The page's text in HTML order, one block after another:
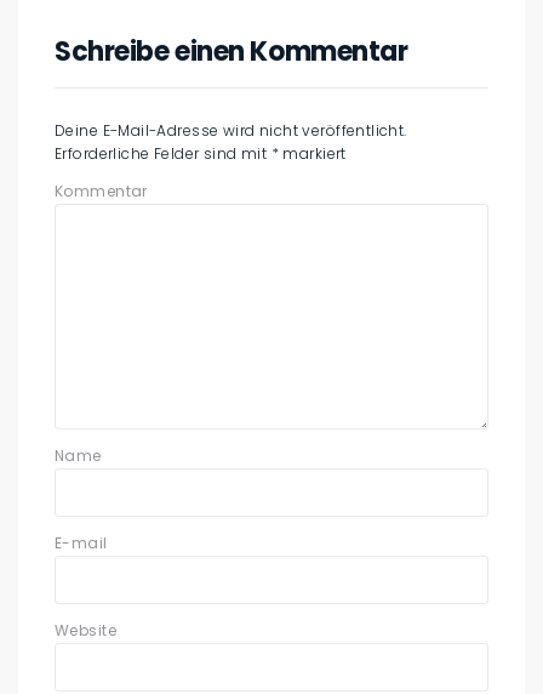
Schreibe einen Kommentar
Deine E-Mail-Adresse wird nicht veröffentlicht.
Erforderliche Felder sind mit * markiert
Kommentar
Name
E-mail
Website